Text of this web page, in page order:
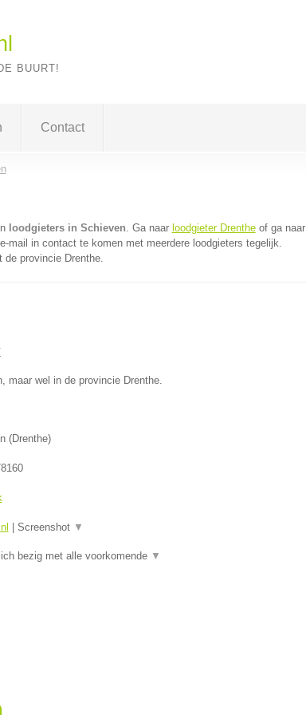
BUURT!
Contact
loodgieters in Schieven. Ga naar loodgieter Drentheof ga naar
mail in contact te komen met meerdere loodgieters tegelijk.
de provincie Drenthe.
maar wel in de provincie Drenthe.
(Drenthe)
Screenshot ▼
bezig met alle voorkomende ▼